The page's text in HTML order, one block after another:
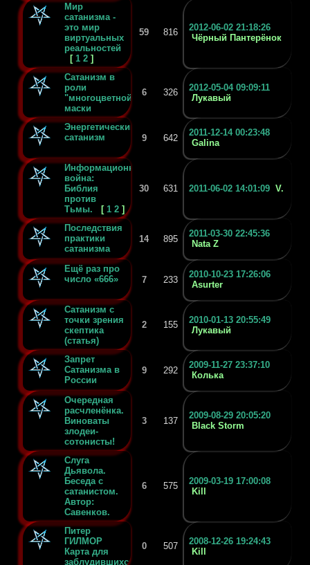
Мир
сатанизма -
это мир
виртуальных
реальностей
[ 1 2 ]
59 816
2012-06-02 21:18:26
Чёрный Пантерёнок
Сатанизм в
роли
"многоцветной"
маски
6 326
2012-05-04 09:09:11
Лукавый
Энергетический
сатанизм
9 642
2011-12-14 00:23:48
Galina
Информационная
война:
Библия
против
Тьмы.
[ 1 2 ]
30 631 2011-06-02 14:01:09 V.
Последствия
практики
сатанизма
14 895
2011-03-30 22:45:36
Nata Z
Ещё раз про
число «666»
7 233
2010-10-23 17:26:06
Asurter
Сатанизм с
точки зрения
скептика
(статья)
2 155
2010-01-13 20:55:49
Лукавый
Запрет
Сатанизма в
России
9 292
2009-11-27 23:37:10
Колька
Очередная
расчленёнка.
Виноваты
злодеи-
сотонисты!
3 137
2009-08-29 20:05:20
Black Storm
Слуга
Дьявола.
Беседа с
сатанистом.
Автор:
Савенков.
6 575
2009-03-19 17:00:08
Kill
Питер
ГИЛМОР
Карта для
заблудившихся
0 507
2008-12-26 19:24:43
Kill